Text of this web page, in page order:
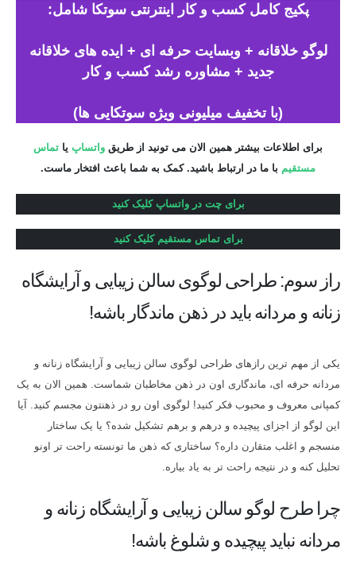
پکیج کامل کسب و کار اینترنتی سوتکا شامل:
لوگو خلاقانه + وبسایت حرفه ای + ایده های خلاقانه
جدید + مشاوره رشد کسب و کار
(با تخفیف میلیونی ویژه سوتکایی ها)
برای اطلاعات بیشتر همین الان می تونید از طریق واتساپ یا تماس
مستقیم با ما در ارتباط باشید. کمک به شما باعث افتخار ماست.
برای چت در واتساپ کلیک کنید
برای تماس مستقیم کلیک کنید
راز سوم: طراحی لوگوی سالن زیبایی و آرایشگاه
زنانه و مردانه باید در ذهن ماندگار باشه!
یکی از مهم ترین رازهای طراحی لوگوی سالن زیبایی و آرایشگاه زنانه و
مردانه حرفه ای، ماندگاری اون در ذهن مخاطبان شماست. همین الان به یک
کمپانی معروف و محبوب فکر کنید! لوگوی اون رو در ذهنتون مجسم کنید. آیا
این لوگو از اجزای پیچیده و درهم و برهم تشکیل شده؟ یا یک ساختار
منسجم و اغلب متقارن داره؟ ساختاری که ذهن ما تونسته راحت تر اونو
تحلیل کنه و در نتیجه راحت تر به یاد بیاره.
چرا طرح لوگو سالن زیبایی و آرایشگاه زنانه و
مردانه نباید پیچیده و شلوغ باشه!